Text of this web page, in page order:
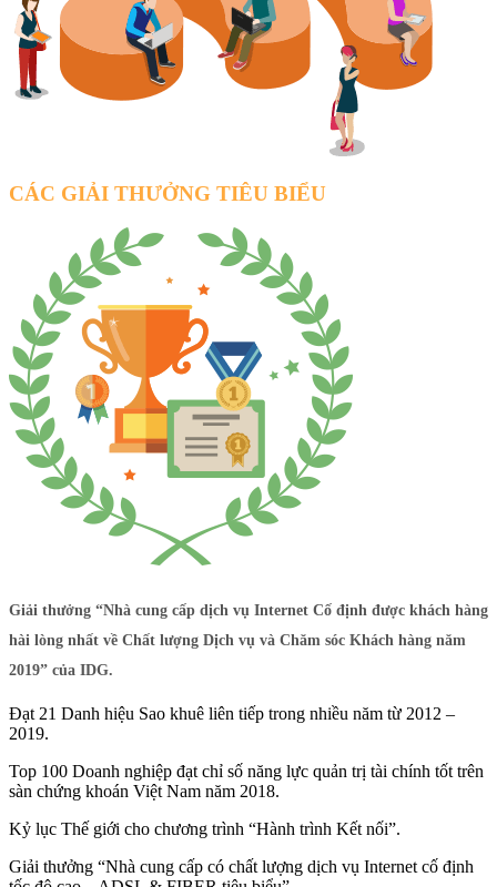
CÁC GIẢI THƯỞNG TIÊU BIỂU
Giải thưởng “Nhà cung cấp dịch vụ Internet Cố định được khách hàng
hài lòng nhất về Chất lượng Dịch vụ và Chăm sóc Khách hàng năm
2019” của IDG.
Đạt 21 Danh hiệu Sao khuê liên tiếp trong nhiều năm từ 2012 –
2019.
Top 100 Doanh nghiệp đạt chỉ số năng lực quản trị tài chính tốt trên
sàn chứng khoán Việt Nam năm 2018.
Kỷ lục Thế giới cho chương trình “Hành trình Kết nối”.
Giải thưởng “Nhà cung cấp có chất lượng dịch vụ Internet cố định